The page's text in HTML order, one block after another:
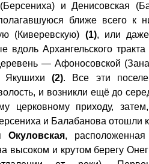
и Денисовская
ближе всего к
(Киверевскую) (1), или
вдоль Архангельского
— Афоносовской
Якушихи (2). Все эти
и возникли ещё до
церковному приходу,
и Балабанова отошли
Окуловская,
высоком и крутом берегу